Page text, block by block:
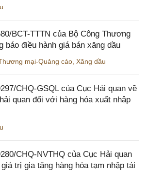
BCT-TTTN của Bộ Công Thương
báo điều hành giá bán xăng dầu
mại-Quảng cáo Xăng dầu
CHQ-GSQL của Cục Hải quan về
quan đối với hàng hóa xuất nhập
CHQ-NVTHQ của Cục Hải quan
trị gia tăng hàng hóa tạm nhập tái